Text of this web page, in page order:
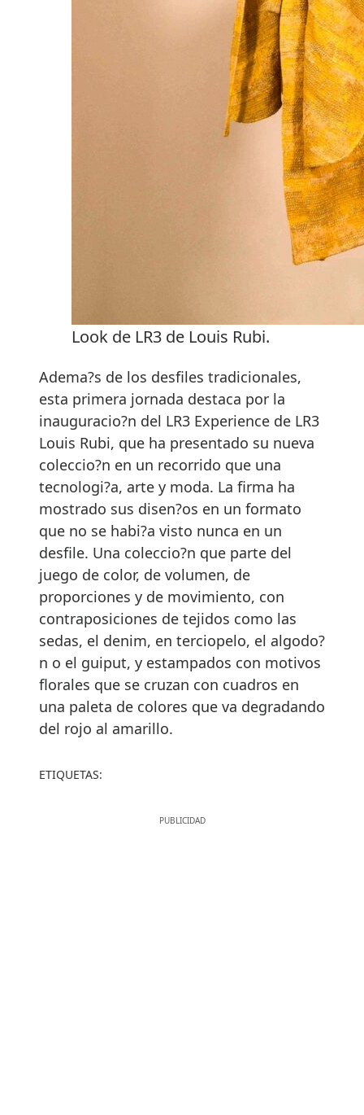
Look de LR3 de Louis Rubi.
Adema?s de los desfiles tradicionales,
esta primera jornada destaca por la
inauguracio?n del LR3 Experience de LR3
Louis Rubi, que ha presentado su nueva
coleccio?n en un recorrido que una
tecnologi?a, arte y moda. La firma ha
mostrado sus disen?os en un formato
que no se habi?a visto nunca en un
desfile. Una coleccio?n que parte del
juego de color, de volumen, de
proporciones y de movimiento, con
contraposiciones de tejidos como las
sedas, el denim, en terciopelo, el algodo?
n o el guiput, y estampados con motivos
florales que se cruzan con cuadros en
una paleta de colores que va degradando
del rojo al amarillo.
ETIQUETAS: